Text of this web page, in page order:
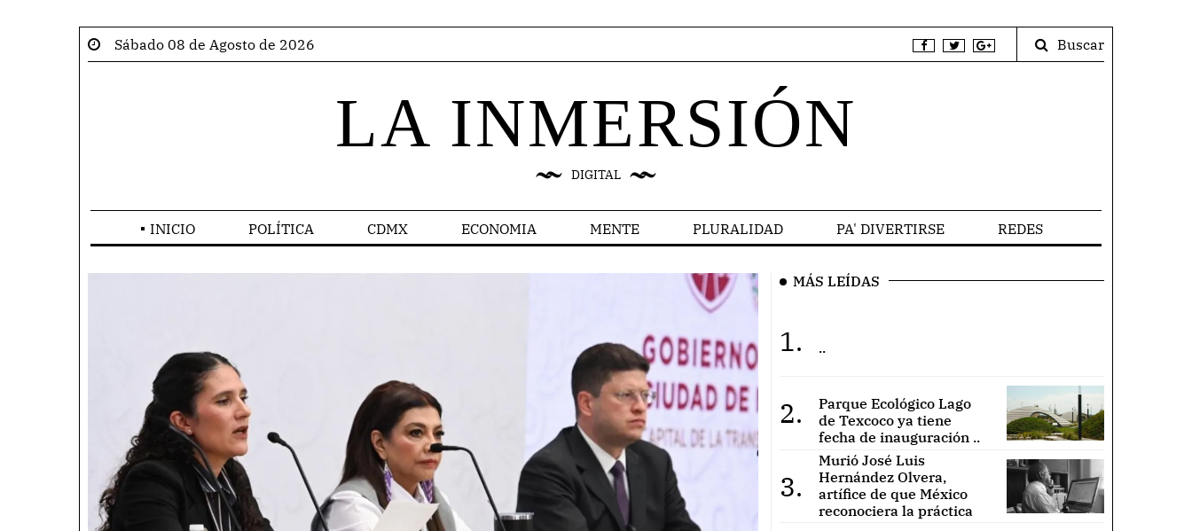
Sábado 08 de Agosto de 2026 Buscar
LA INMERSIÓN
DIGITAL
INICIO POLÍTICA CDMX ECONOMIA MENTE PLURALIDAD PA' DIVERTIRSE REDES
MÁS LEÍDAS
1. ..
2.
Parque Ecológico Lago
de Texcoco ya tiene
fecha de inauguración ..
3.
Murió José Luis
Hernández Olvera,
artífice de que México
reconociera la práctica